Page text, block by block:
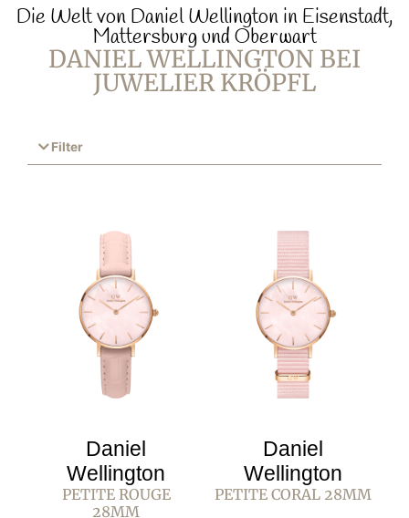
Die Welt von Daniel Wellington in Eisenstadt,
Mattersburg und Oberwart
DANIEL WELLINGTON BEI
JUWELIER KRÖPFL
Filter
Daniel
Wellington
PETITE ROUGE
28MM
Daniel
Wellington
PETITE CORAL 28MM